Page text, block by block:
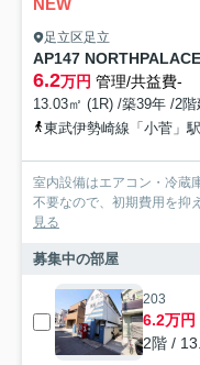
NEW
足立区足立
AP147
6.2万円 管理/共益費-
13.03㎡ (1R) /築39年 /2階
東武伊勢崎線「小菅」
室内設備はエアコン・冷蔵
不要なので、初期費用を抑
見る
募集中の部屋
203
6.2万円
2階 /